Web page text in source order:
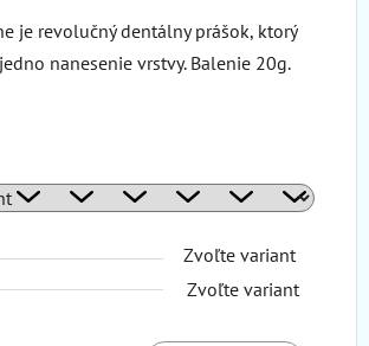
je revolučný dentálny prášok, ktorý
nanesenie vrstvy. Balenie 20g.
Zvoľte variant
Zvoľte variant